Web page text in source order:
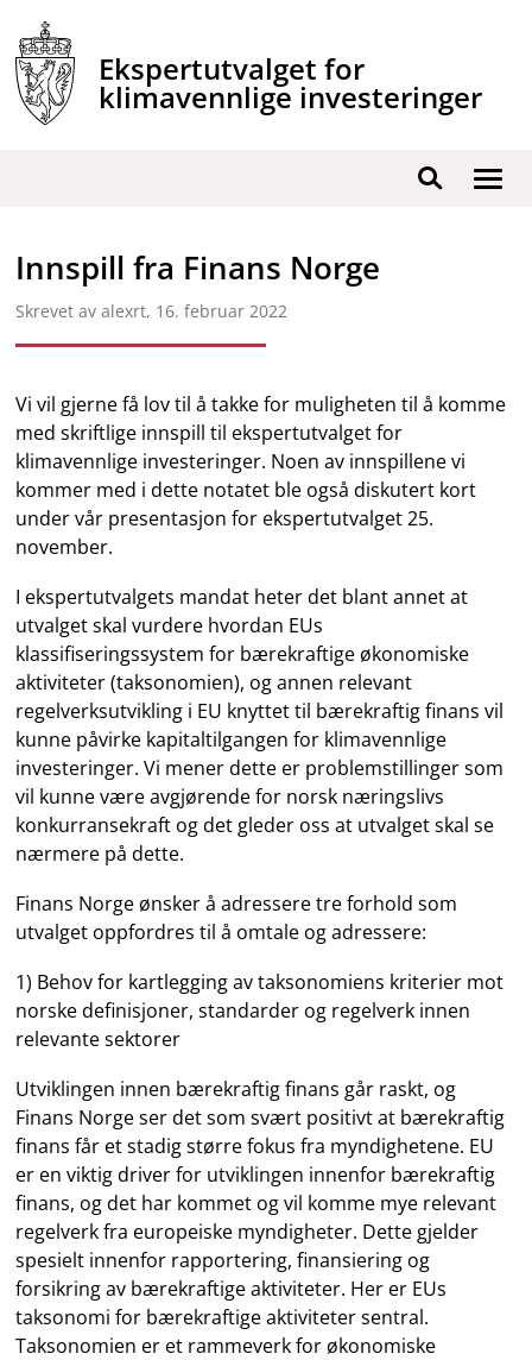
innhold
Ekspertutvalget for
klimavennlige investeringer
Vis
Søk
Innspill fra Finans Norge
Skrevet av alexrt, 16. februar 2022
Vi vil gjerne få lov til å takke for muligheten til å komme
med skriftlige innspill til ekspertutvalget for
klimavennlige investeringer. Noen av innspillene vi
kommer med i dette notatet ble også diskutert kort
under vår presentasjon for ekspertutvalget 25.
november.
I ekspertutvalgets mandat heter det blant annet at
utvalget skal vurdere hvordan EUs
klassifiseringssystem for bærekraftige økonomiske
aktiviteter (taksonomien), og annen relevant
regelverksutvikling i EU knyttet til bærekraftig finans vil
kunne påvirke kapitaltilgangen for klimavennlige
investeringer. Vi mener dette er problemstillinger som
vil kunne være avgjørende for norsk næringslivs
konkurransekraft og det gleder oss at utvalget skal se
nærmere på dette.
Finans Norge ønsker å adressere tre forhold som
utvalget oppfordres til å omtale og adressere:
1) Behov for kartlegging av taksonomiens kriterier mot
norske definisjoner, standarder og regelverk innen
relevante sektorer
Utviklingen innen bærekraftig finans går raskt, og
Finans Norge ser det som svært positivt at bærekraftig
finans får et stadig større fokus fra myndighetene. EU
er en viktig driver for utviklingen innenfor bærekraftig
finans, og det har kommet og vil komme mye relevant
regelverk fra europeiske myndigheter. Dette gjelder
spesielt innenfor rapportering, finansiering og
forsikring av bærekraftige aktiviteter. Her er EUs
taksonomi for bærekraftige aktiviteter sentral.
Taksonomien er et rammeverk for økonomiske